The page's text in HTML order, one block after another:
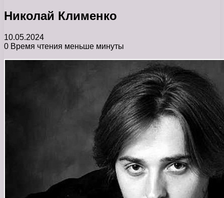
Николай Клименко
10.05.2024
0 Время чтения меньше минуты